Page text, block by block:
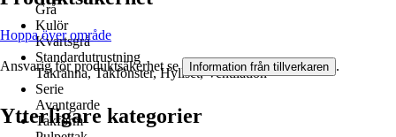
Grå
Kulör
Kvartsgrå
Standardutrustning
Takränna, Takfönster, Hyllset, Ventilation
Serie
Avantgarde
Takform
Hoppa över område
Ansvarig för produktsäkerhet se Information från tillverkaren .
Ytterligare kategorier